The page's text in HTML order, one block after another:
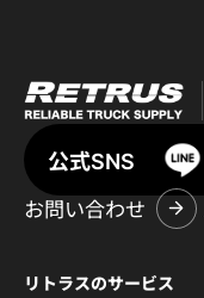
公式SNS
お問い合わせ
リトラスのサービス